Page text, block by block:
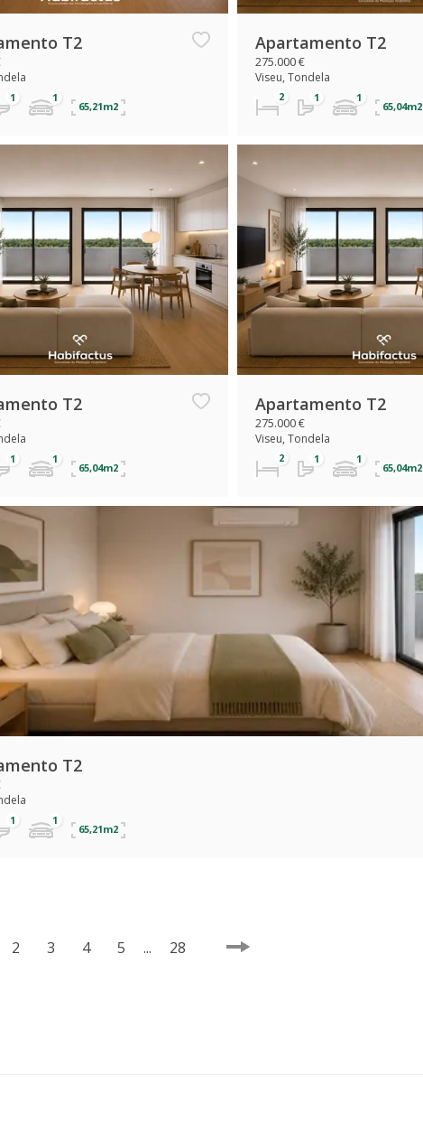
T2
65,21m2
Apartamento T2
275.000 €
Viseu, Tondela
65,04m2
T2
65,04m2
Apartamento T2
275.000 €
Viseu, Tondela
65,04m2
T2
65,21m2
2 3 4 5 ... 28